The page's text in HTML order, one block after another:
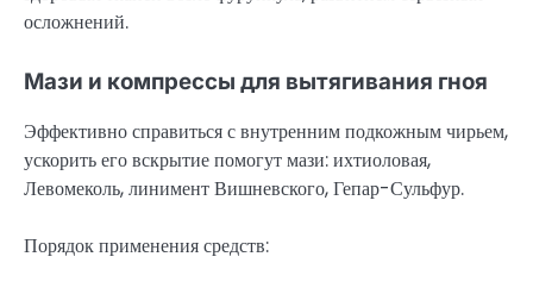
осложнений.
Мази и компрессы для вытягивания гноя
Эффективно справиться с внутренним подкожным чирьем,
ускорить его вскрытие помогут мази: ихтиоловая,
Левомеколь, линимент Вишневского, Гепар-Сульфур.
Порядок применения средств: